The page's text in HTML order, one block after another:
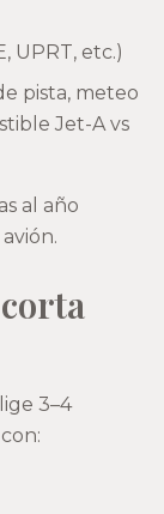
UPRT, etc.)
pista, meteo
Jet-A vs
al año
3–4